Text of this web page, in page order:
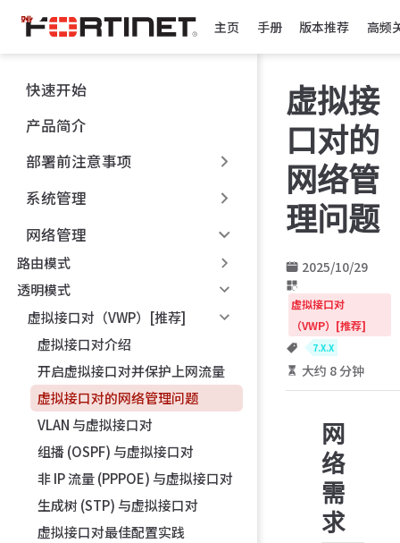
跳
至
主
內
容
主页 手册 版本推荐 高频
快速开始
产品简介
部署前注意事项
系统管理
网络管理
路由模式
透明模式
虚拟接口对（VWP）[推荐]
虚拟接口对介绍
开启虚拟接口对并保护上网流量
虚拟接口对的网络管理问题
VLAN 与虚拟接口对
组播 (OSPF) 与虚拟接口对
非 IP 流量 (PPPOE) 与虚拟接口对
生成树 (STP) 与虚拟接口对
虚拟接口对最佳配置实践
虚拟接
口对的
网络管
理问题
2025/10/29
虚拟接口对
（VWP）[推荐]
7.X.X
大约 8 分钟
网
络
需
求